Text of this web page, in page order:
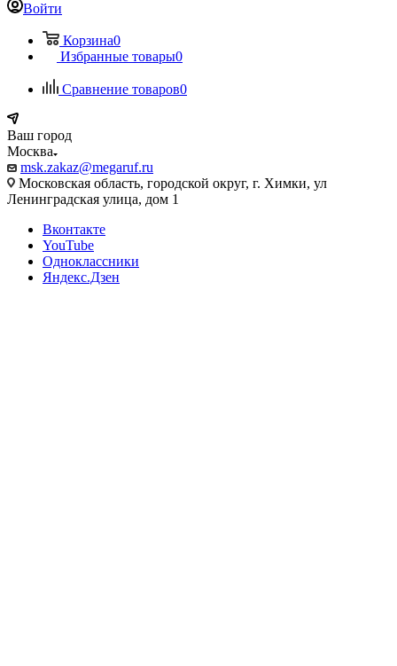
Войти
Корзина0
Избранные товары0
Сравнение товаров0
Ваш город
Москва
msk.zakaz@megaruf.ru
Московская область, городской округ, г. Химки, ул
Ленинградская улица, дом 1
Вконтакте
YouTube
Одноклассники
Яндекс.Дзен